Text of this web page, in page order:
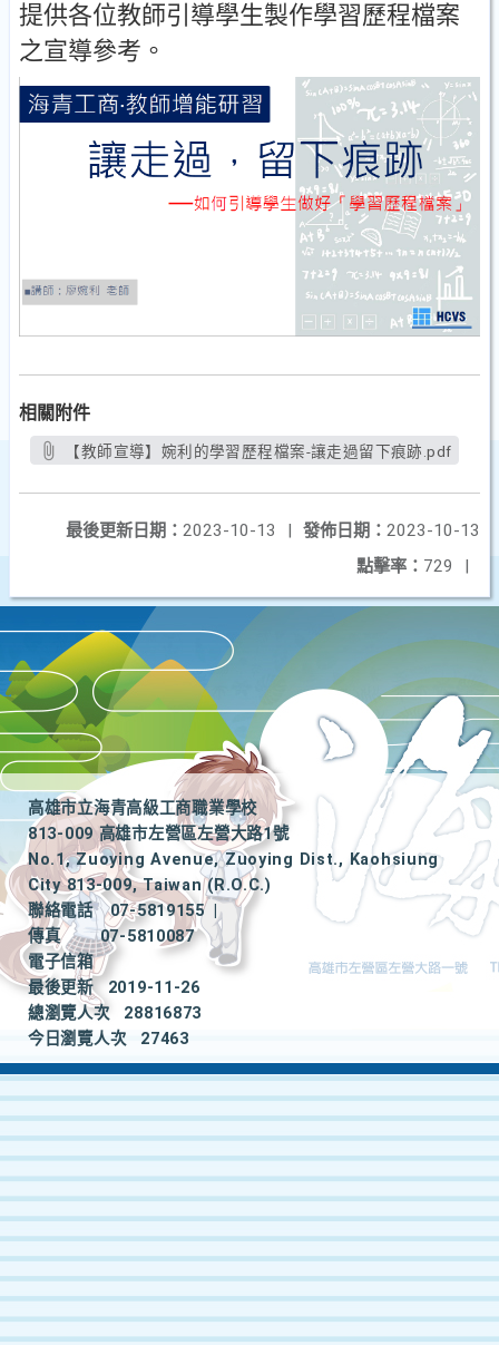
提供各位教師引導學生製作學習歷程檔案
之宣導參考。
相關附件
【教師宣導】婉利的學習歷程檔案-讓走過留下痕跡.pdf
發佈日期： 2023-10-13
最後更新日期： 2023-10-13
|
點擊率： 729 |
高雄市立海青高級工商職業學校
813-009 高雄市左營區左營大路1號
No.1, Zuoying Avenue, Zuoying Dist., Kaohsiung
City 813-009, Taiwan (R.O.C.)
聯絡電話
07-5819155
|
傳真
07-5810087
電子信箱
最後更新
2019-11-26
總瀏覽人次
28816873
今日瀏覽人次
27463